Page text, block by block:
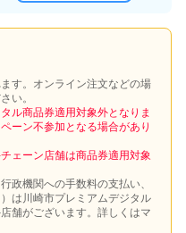
す。オンライン注文などの場
い。
ル商品券適用対象外となりま
ーン不参加となる場合があり
ェーン店舗は商品券適用対象
政機関への手数料の支払い、
は川崎市プレミアムデジタル
舗がございます。詳しくはマ